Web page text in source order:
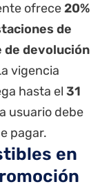
ofrece20%
de
de devolución
vigencia
hasta el 31
usuario debe
pagar.
en